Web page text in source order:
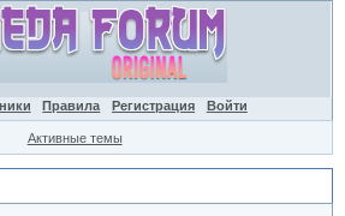
Правила Регистрация Войти
Активные темы